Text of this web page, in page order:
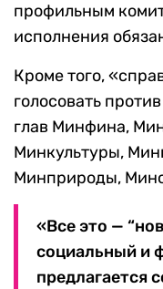
профильным
исполнения
Кроме того,
голосовать
глав Минфина,
Минкультуры,
Минприроды,
«Все это —
социальный и
предлагается